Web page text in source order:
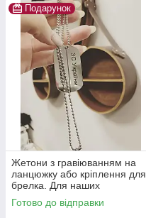
Подарунок
Жетони з гравіюванням на
ланцюжку або кріплення для
брелка. Для наших
захисників. Напис не
зтирається
Готово до відправки